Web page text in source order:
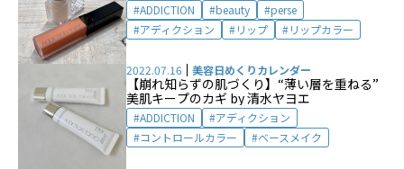
ADDICTION beauty
perse
アディクション
リップ リップカラー
2022.07.16 美容日めくりカレンダー
【崩れ知らずの肌づくり】“薄い層を重ねる”――
美肌キープのカギ by 清水ヤヨエ
ADDICTION
アディクション
コントロールカラー
ベースメイク